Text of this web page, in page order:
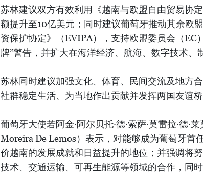
苏林建议双方有效利用《越南与欧盟自由贸易协
额提升至10亿美元；同时建议葡萄牙推动其余欧
资保护协定》（EVIPA），支持欧盟委员会（EC
牌”警告，并扩大在海洋经济、航海、数字技术、
苏林同时建议加强文化、体育、民间交流及地方
社群稳定生活、为当地作出贡献并发挥两国友谊
葡萄牙大使若阿金·阿尔贝托·德·索萨·莫雷拉·德·
Moreira De Lemos）表示，对能够成为葡萄牙首
价越南的发展成就和日益提升的地位；并强调将
技术、交通运输、可再生能源等领域的合作，同时